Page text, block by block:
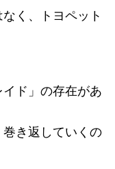
く、トヨペット
ド」の存在があ
き返していくの